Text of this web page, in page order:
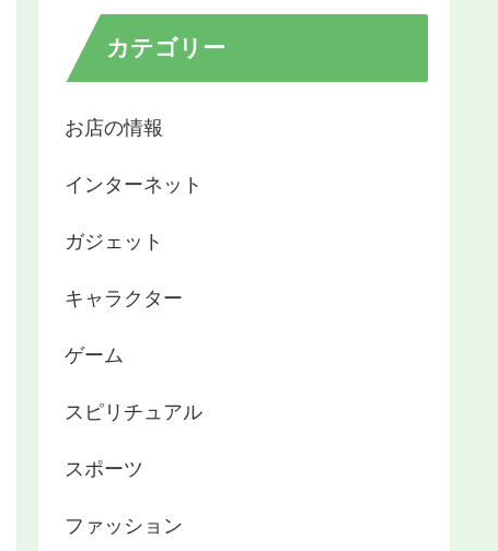
カテゴリー
お店の情報
インターネット
ガジェット
キャラクター
ゲーム
スピリチュアル
スポーツ
ファッション